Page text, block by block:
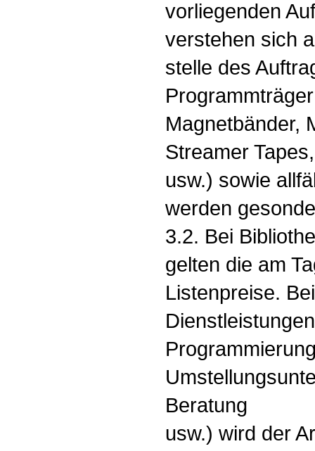
vorliegenden
verstehen sich
stelle des
Magnetbänder,
Streamer
usw.) sowie
werden
3.2. Bei
gelten die am
Listenpreise.
Beratung
usw.) wird der